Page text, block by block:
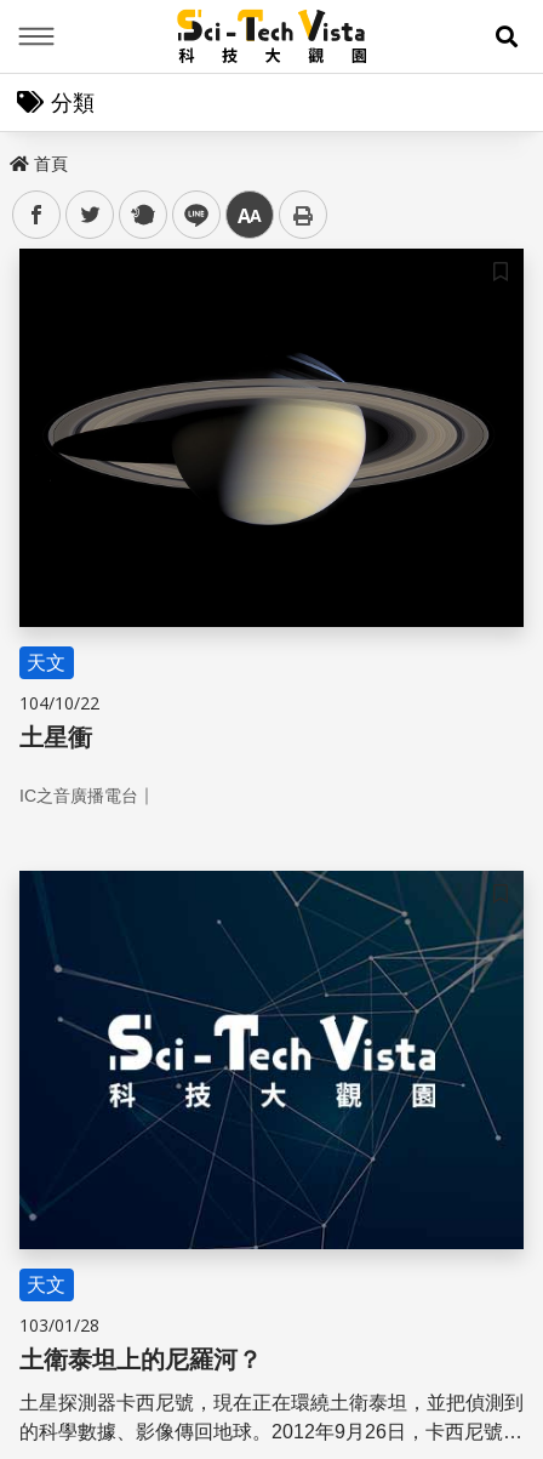
展
分類
首頁
facebooktwitter plurk line 中
儲存
天文
104/10/22
土星衝
IC之音廣播電台 ｜
儲存
天文
103/01/28
土衛泰坦上的尼羅河？
土星探測器卡西尼號，現在正在環繞土衛泰坦，並把偵測到
的科學數據、影像傳回地球。2012年9月26日，卡西尼號在